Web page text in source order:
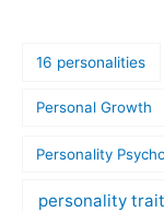
16 personalities
Personal Growth
Personality
personality